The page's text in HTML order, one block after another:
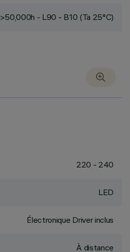
>50,000h - L90 - B10 (Ta 25°C)
220 - 240
LED
Électronique Driver inclus
À distance